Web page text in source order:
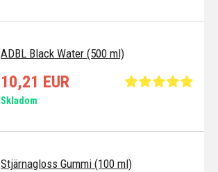
ADBL Black Water (500 ml)
10,21 EUR
Skladom
Stjärnagloss Gummi (100 ml)